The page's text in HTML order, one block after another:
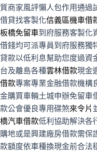
商家風評懶人包作用通過
貸找客製化信義區機車借
板橋免留車到府服務客製化
錢均可派專員到府服務獨
款以低利息幫助您度過資
及離島各種雲林借款現金
款專案專業金融借款機構
購買車輛土城申辦免留車
公會優良專用碟煞來令片
汽車借款低利協助解決各
購地或是興建廠房借款需保
額度依車種換現金前合法